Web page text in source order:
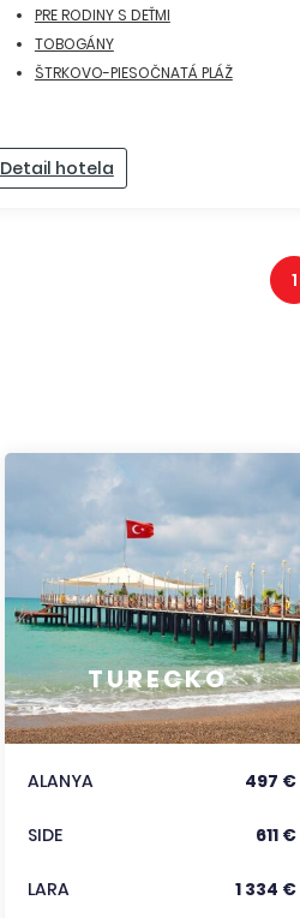
PRE RODINY S DEŤMI
TOBOGÁNY
ŠTRKOVO-PIESOČNATÁ PLÁŽ
Detail hotela
1
TURECKO
ALANYA 497 €
SIDE 611 €
LARA 1 334 €